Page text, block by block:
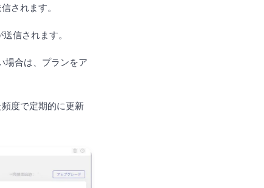
されます。
信されます。
場合は、プランをア
度で定期的に更新